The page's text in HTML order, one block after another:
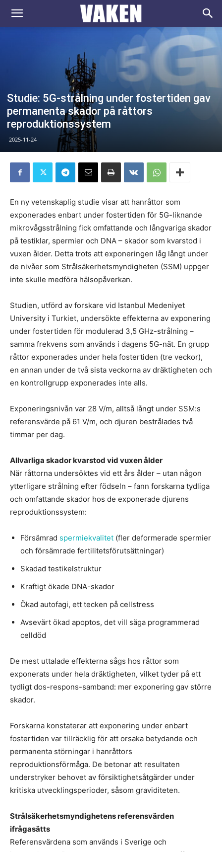
VAKEN.se
Studie: 5G-strålning under fostertiden gav
permanenta skador på råttors
reproduktionssystem
2025-11-24
En ny vetenskaplig studie visar att hanråttor som
exponerades enbart under fostertiden för 5G-liknande
mikrovågsstrålning fick omfattande och långvariga skador
på testiklar, spermier och DNA – skador som kvarstod i
vuxen ålder. Detta trots att exponeringen låg långt under
de nivåer som Strålsäkerhetsmyndigheten (SSM) uppger
inte skulle medföra hälsopåverkan.
Studien, utförd av forskare vid Istanbul Medeniyet
University i Turkiet, undersökte effekterna av exponering
under fostertiden för modulerad 3,5 GHz-strålning –
samma frekvens som används i dagens 5G-nät. En grupp
råttor exponerades under hela fostertiden (tre veckor),
en annan under de två sista veckorna av dräktigheten och
en kontrollgrupp exponerades inte alls.
Exponeringsnivån var 28 V/m, alltså långt under SSM:s
referensvärde på 61 V/m, och djuren bestrålades två
timmar per dag.
Allvarliga skador kvarstod vid vuxen ålder
När råttorna undersöktes vid ett års ålder – utan någon
ytterligare strålning efter födseln – fann forskarna tydliga
och omfattande skador hos de exponerade djurens
reproduktionssystem:
Försämrad spermiekvalitet (fler deformerade spermier
och försämrade fertilitetsförutsättningar)
Skadad testikelstruktur
Kraftigt ökade DNA-skador
Ökad autofagi, ett tecken på cellstress
Avsevärt ökad apoptos, det vill säga programmerad
celldöd
De mest uttalade effekterna sågs hos råttor som
exponerats under hela dräktigheten, vilket tyder på ett
tydligt dos-respons-samband: mer exponering gav större
skador.
Forskarna konstaterar att exponering under enbart
fostertiden var tillräcklig för att orsaka betydande och
permanenta störningar i hanråttors
reproduktionsförmåga. De betonar att resultaten
understryker behovet av försiktighetsåtgärder under
kritiska utvecklingsperioder, såsom graviditeten.
Strålsäkerhetsmyndighetens referensvärden
ifrågasätts
Referensvärdena som används i Sverige och